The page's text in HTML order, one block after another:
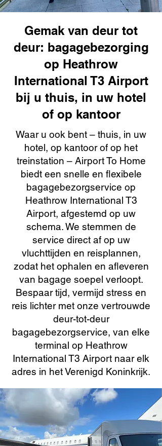
Gemak van deur tot
deur: bagagebezorging
op Heathrow
International T3 Airport
bij u thuis, in uw hotel
of op kantoor
Waar u ook bent – thuis, in uw
hotel, op kantoor of op het
treinstation – Airport To Home
biedt een snelle en flexibele
bagagebezorgservice op
Heathrow International T3
Airport, afgestemd op uw
schema. We stemmen de
service direct af op uw
vluchttijden en reisplannen,
zodat het ophalen en afleveren
van bagage soepel verloopt.
Bespaar tijd, vermijd stress en
reis lichter met onze vertrouwde
deur-tot-deur
bagagebezorgservice, van elke
terminal op Heathrow
International T3 Airport naar elk
adres in het Verenigd Koninkrijk.